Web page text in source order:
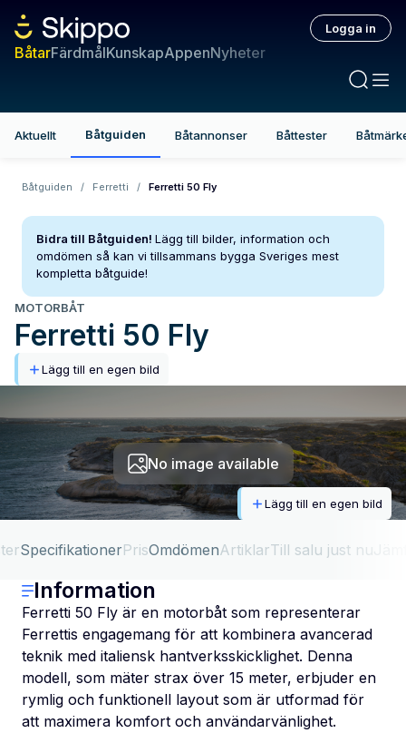
BåtarFärdmålKunskapAppenNyheter
Logga in
Aktuellt Båtguiden Båtannonser Båttester
Båtguiden / Ferretti / Ferretti 50 Fly
Bidra till Båtguiden! Lägg till bilder, information och
omdömen så kan vi tillsammans bygga Sveriges mest
kompletta båtguide!
MOTORBÅT
Ferretti 50 Fly
Lägg till en egen bild
No image available
Lägg till en egen bild
SpecifikationerPrisOmdömenArtiklarTill salu just nu
Information
Ferretti 50 Fly är en motorbåt som representerar
Ferrettis engagemang för att kombinera avancerad
teknik med italiensk hantverksskicklighet. Denna
modell, som mäter strax över 15 meter, erbjuder en
rymlig och funktionell layout som är utformad för
att maximera komfort och användarvänlighet.